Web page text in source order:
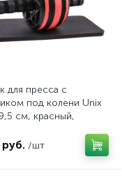
для пресса с
под колени Unix
см, красный,
/шт